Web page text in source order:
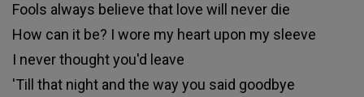
Fools always believe that love will never die
How can it be? I wore my heart upon my sleeve
I never thought you'd leave
'Till that night and the way you said goodbye